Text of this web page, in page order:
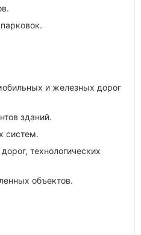
и железных дорог
зданий.
систем.
технологических
объектов.